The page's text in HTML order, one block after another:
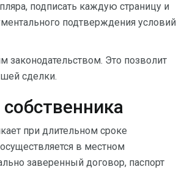
подписать каждую страницу и
подтверждения условий
законодательством. Это позволит
сделки.
при длительном сроке
в местном
заверенный договор, паспорт